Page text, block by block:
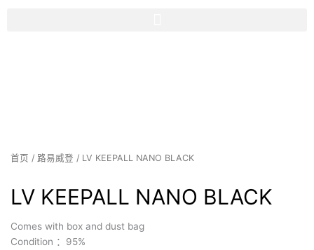
首页 / 路易威登 / LV KEEPALL NANO BLACK
LV KEEPALL NANO BLACK
Comes with box and dust bag
Condition ：95%